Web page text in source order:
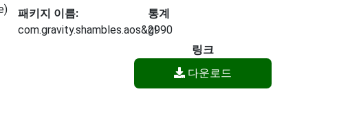
패키지 이름:
com.gravity.shambles.aos&gl
통계
2990
링크
다운로드